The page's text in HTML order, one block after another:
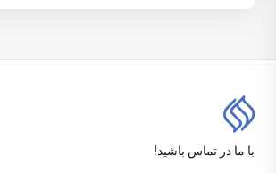
با ما در تماس باشید!